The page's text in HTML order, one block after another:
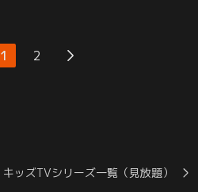
1 2
キッズTVシリーズ一覧（見放題）